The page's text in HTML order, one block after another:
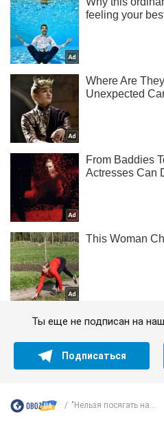
Ты еще не подписан на
Подписаться
"Нельзя посягать на...